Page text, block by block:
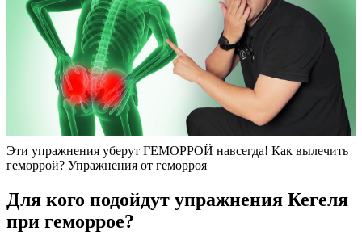
Эти упражнения уберут ГЕМОРРОЙ навсегда! Как вылечить
геморрой? Упражнения от геморроя
Для кого подойдут упражнения Кегеля
при геморрое?